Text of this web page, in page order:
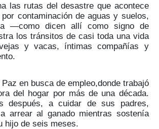
las rutas del desastre que acontece
contaminación de aguas y suelos,
—como dicen allí como signo de
los tránsitos de casi toda una vida
y vacas, íntimas compañías y
en busca de empleo,donde trabajó
del hogar por más de una década.
después, a cuidar de sus padres,
a arrear al ganado mientras sostenía
hijo de seis meses.